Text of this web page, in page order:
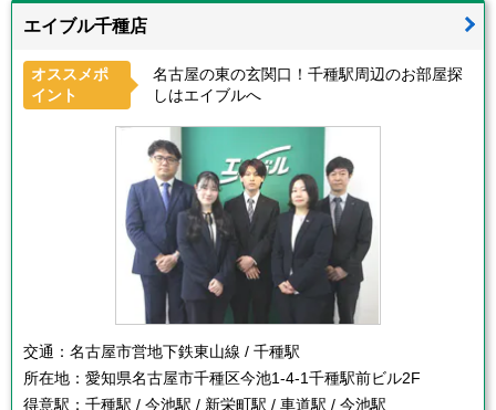
エイブル千種店
オススメポ
イント
名古屋の東の玄関口！千種駅周辺のお部屋探
しはエイブルへ
交通： 名古屋市営地下鉄東山線 / 千種駅
所在地： 愛知県名古屋市千種区今池1-4-1千種駅前ビル2F
得意駅： 千種駅 / 今池駅 / 新栄町駅 / 車道駅 / 今池駅